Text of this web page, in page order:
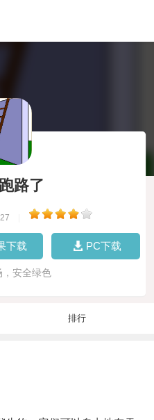
路了
下载 PC下载
，安全绿色
排行